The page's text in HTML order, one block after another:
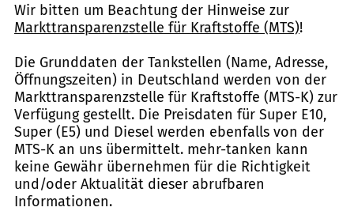
Wir bitten um Beachtung der Hinweise zur
Markttransparenzstelle für Kraftstoffe (MTS)!
Die Grunddaten der Tankstellen (Name, Adresse,
Öffnungszeiten) in Deutschland werden von der
Markttransparenzstelle für Kraftstoffe (MTS-K) zur
Verfügung gestellt. Die Preisdaten für Super E10,
Super (E5) und Diesel werden ebenfalls von der
MTS-K an uns übermittelt. mehr-tanken kann
keine Gewähr übernehmen für die Richtigkeit
und/oder Aktualität dieser abrufbaren
Informationen.